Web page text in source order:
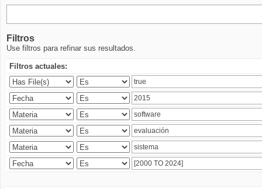
Filtros
Use filtros para refinar sus resultados.
Filtros actuales: